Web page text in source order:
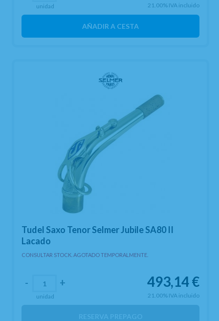
21.00% IVA incluido
unidad
AÑADIR A CESTA
Tudel Saxo Tenor Selmer Jubile SA80 II
Lacado
CONSULTAR STOCK. AGOTADO TEMPORALMENTE.
493,14€
21.00% IVA incluido
- +
unidad
RESERVA PREPAGO